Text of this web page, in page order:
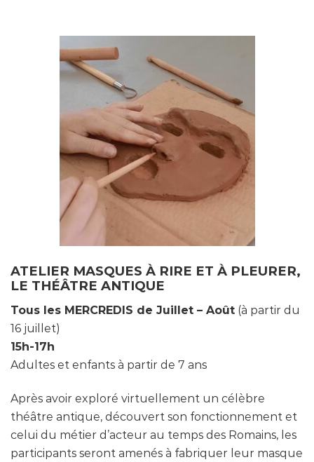
ATELIER MASQUES À RIRE ET À PLEURER,
LE THÉÂTRE ANTIQUE
Tous les MERCREDIS de Juillet – Août (à partir du
16 juillet)
15h-17h
Adultes et enfants à partir de 7 ans
Après avoir exploré virtuellement un célèbre
théâtre antique, découvert son fonctionnement et
celui du métier d’acteur au temps des Romains, les
participants seront amenés à fabriquer leur masque